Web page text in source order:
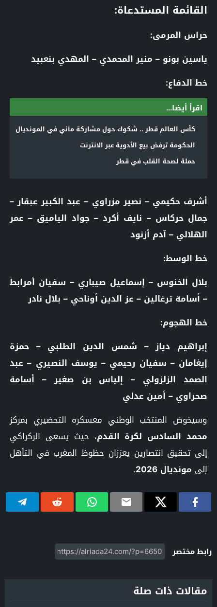
القائمة المستدعاة:
حراس المرمى:
ياسين بونو – منير المحمدي – المهدي بنعبيد
خط الدفاع:
اقرأ أيضا...
كأس العالم قطر .. شكوك حول مشاركة ماني في المونديال
الحكومة ترفض بيع الأدوية عبر الانترنت
حملة لصحة القلب في قطر
أشرف حكيمي – نصير مزراوي – عبد الكبير عبقار –
جمال حركاس – نايف أكرد – جواد الياميق – عمر
الهلالي – آدم أزنود
خط الوسط:
بلال الخنوس – إسماعيل صيباري – سفيان أمرابط
– أسامة ترغالين – عز الدين أوناحي – بلال نادر
خط الهجوم:
إبراهيم دياز – شمس الدين الطلبي – حمزة
إيغامان – سفيان رحيمي – يوسف النصيري – عبد
الصمد الزلزولي – إلياس بن صغير – أسامة
صحراوي – أمين عدلي
وسيخوض المنتخب الوطني معسكره التحضيري بمركز
محمد السادس لكرة القدم، حيث يسعى الركراكي
إلى تحقيق انتصارين يعززان حظوظ المغرب في التأهل
إلى مونديال 2026 .
رابط مختصر
مقالات ذات صلة